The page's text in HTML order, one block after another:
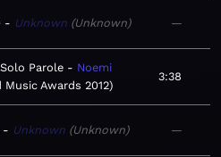
Unknown Unknown —
Parole
Noemi
Music Awards 2012
3:38
Unknown Unknown —